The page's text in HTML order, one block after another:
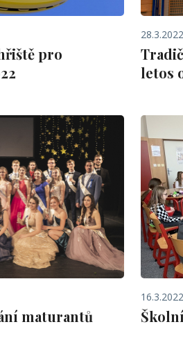
pro
28.3.2022
letos
maturantů
16.3.2022